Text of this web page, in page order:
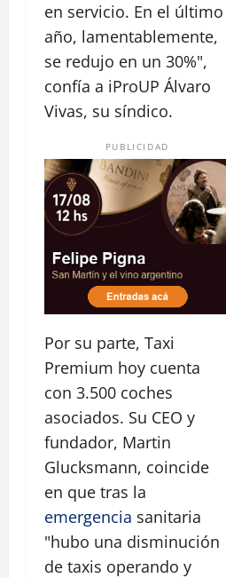
en servicio. En el último
año, lamentablemente,
se redujo en un 30%",
confía a iProUP Álvaro
Vivas, su síndico.
PUBLICIDAD
Por su parte, Taxi
Premium hoy cuenta
con 3.500 coches
asociados. Su CEO y
fundador, Martin
Glucksmann, coincide
en que tras la
emergencia sanitaria
"hubo una disminución
de taxis operando y